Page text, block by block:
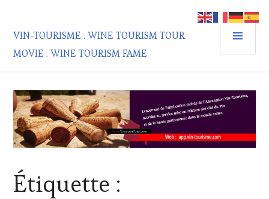
contenu
principal
VIN-TOURISME . WINE TOURISM TOUR
MOVIE . WINE TOURISM FAME
Étiquette :